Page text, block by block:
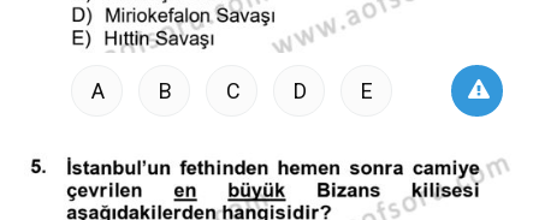
A B C D E